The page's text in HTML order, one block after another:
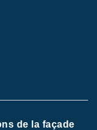
de la façade